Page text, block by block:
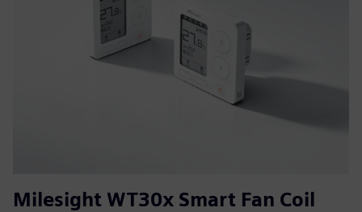
Milesight WT30x Smart Fan Coil